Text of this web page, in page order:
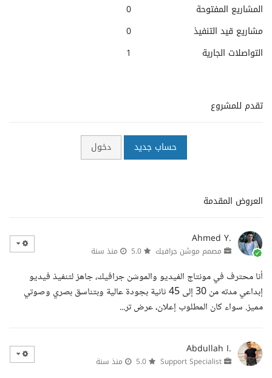
المشاريع المفتوحة
0
مشاريع قيد التنفيذ
0
التواصلات الجارية
1
تقدم للمشروع
حساب جديد دخول
العروض المقدمة
Ahmed Y.
مصمم موشن جرافيك منذ سنة
أنا محترف في مونتاج الفيديو والموشن جرافيك، جاهز لتنفيذ فيديو
إبداعي مدته من 30 إلى 45 ثانية بجودة عالية وبتناسق بصري وصوتي
مميز. سواء كان المطلوب إعلان، عرض تر...
Abdullah I.
منذ سنة